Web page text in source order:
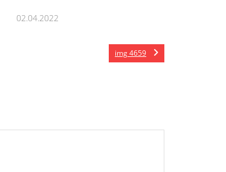
02.04.2022
img 4659